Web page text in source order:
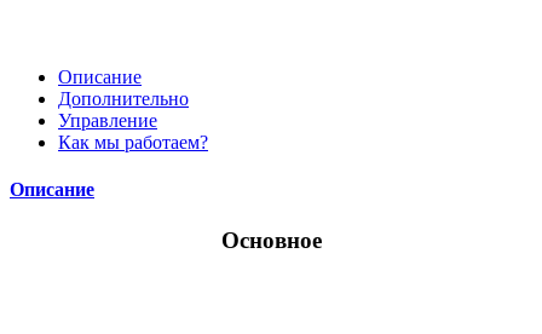
Описание
Дополнительно
Управление
Как мы работаем?
Описание
Основное